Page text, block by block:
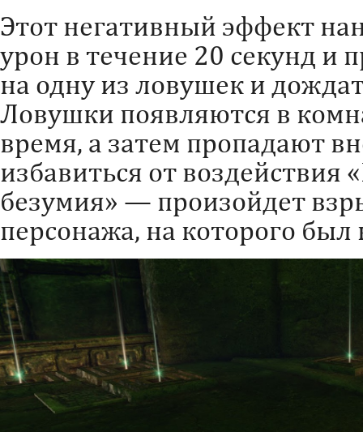
Этот негативный эффект
урон в течение 20 секунд и
на одну из ловушек и
Ловушки появляются в
время, а затем пропадают
избавиться от воздействия
безумия» — произойдет
персонажа, на которого